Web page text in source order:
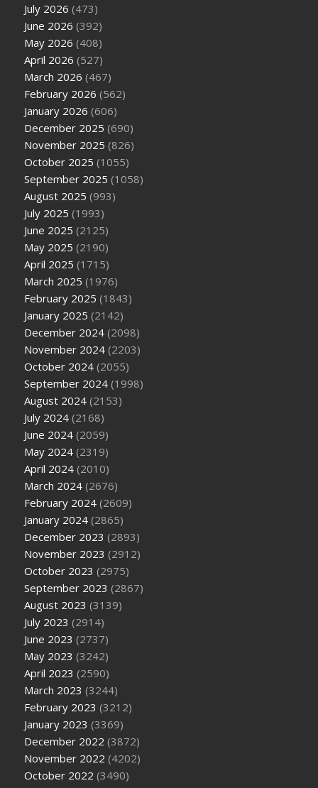
July 2026 (473)
June 2026 (392)
May 2026 (408)
April 2026 (527)
March 2026 (467)
February 2026 (562)
January 2026 (606)
December 2025 (690)
November 2025 (826)
October 2025 (1055)
September 2025 (1058)
August 2025 (993)
July 2025 (1993)
June 2025 (2125)
May 2025 (2190)
April 2025 (1715)
March 2025 (1976)
February 2025 (1843)
January 2025 (2142)
December 2024 (2098)
November 2024 (2203)
October 2024 (2055)
September 2024 (1998)
August 2024 (2153)
July 2024 (2168)
June 2024 (2059)
May 2024 (2319)
April 2024 (2010)
March 2024 (2676)
February 2024 (2609)
January 2024 (2865)
December 2023 (2893)
November 2023 (2912)
October 2023 (2975)
September 2023 (2867)
August 2023 (3139)
July 2023 (2914)
June 2023 (2737)
May 2023 (3242)
April 2023 (2590)
March 2023 (3244)
February 2023 (3212)
January 2023 (3369)
December 2022 (3872)
November 2022 (4202)
October 2022 (3490)